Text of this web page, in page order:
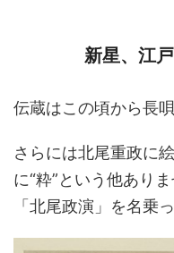
新星、江
伝蔵はこの頃から長
さらには北尾重政に
に“粋”という他あり
「北尾政演」を名乗